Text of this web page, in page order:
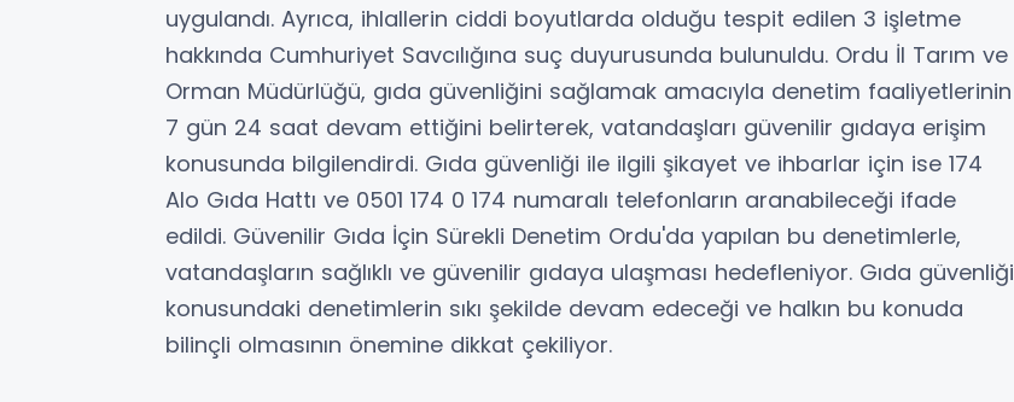
uygulandı. Ayrıca, ihlallerin ciddi boyutlarda olduğu tespit edilen 3 işletme
hakkında Cumhuriyet Savcılığına suç duyurusunda bulunuldu. Ordu İl Tarım ve
Orman Müdürlüğü, gıda güvenliğini sağlamak amacıyla denetim faaliyetlerinin
7 gün 24 saat devam ettiğini belirterek, vatandaşları güvenilir gıdaya erişim
konusunda bilgilendirdi. Gıda güvenliği ile ilgili şikayet ve ihbarlar için ise 174
Alo Gıda Hattı ve 0501 174 0 174 numaralı telefonların aranabileceği ifade
edildi. Güvenilir Gıda İçin Sürekli Denetim Ordu'da yapılan bu denetimlerle,
vatandaşların sağlıklı ve güvenilir gıdaya ulaşması hedefleniyor. Gıda güvenliği
konusundaki denetimlerin sıkı şekilde devam edeceği ve halkın bu konuda
bilinçli olmasının önemine dikkat çekiliyor.